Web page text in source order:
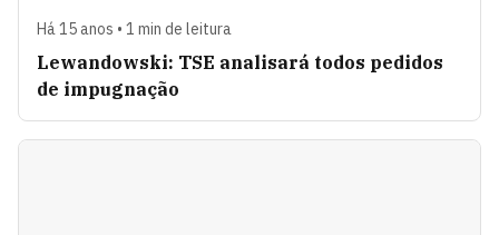
Há 15 anos • 1 min de leitura
Lewandowski: TSE analisará todos pedidos
de impugnação